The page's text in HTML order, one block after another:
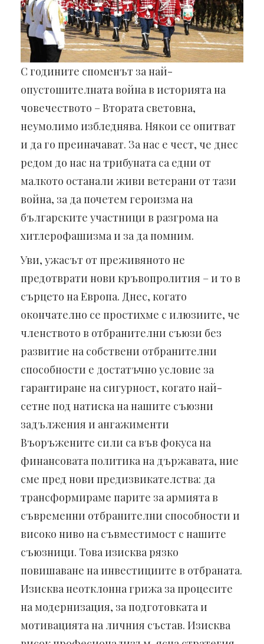
С годините споменът за най-
опустошителната война в историята на
човечеството – Втората световна,
неумолимо избледнява. Някои се опитват
и да го преиначават. За нас е чест, че днес
редом до нас на трибуната са едни от
малкото останали живи ветерани от тази
война, за да почетем героизма на
българските участници в разгрома на
хитлерофашизма и за да помним.
Уви, ужасът от преживяното не
предотврати нови кръвопролития – и то в
сърцето на Европа. Днес, когато
окончателно се простихме с илюзиите, че
членството в отбранителни съюзи без
развитие на собствени отбранителни
способности е достатъчно условие за
гарантиране на сигурност, когато най-
сетне под натиска на нашите съюзни
задължения и ангажименти
Въоръжените сили са във фокуса на
финансовата политика на държавата, ние
сме пред нови предизвикателства: да
трансформираме парите за армията в
съвременни отбранителни способности и
високо ниво на съвместимост с нашите
съюзници. Това изисква рязко
повишаване на инвестициите в отбраната.
Изисква неотклонна грижа за процесите
на модернизация, за подготовката и
мотивацията на личния състав. Изисква